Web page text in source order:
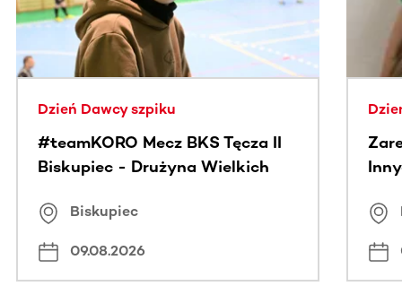
Dzień Dawcy szpiku
#teamKORO Mecz BKS Tęcza II
Biskupiec - Drużyna Wielkich
Biskupiec
09.08.2026